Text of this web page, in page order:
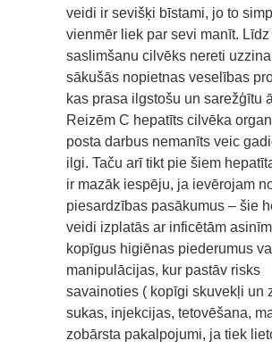
veidi ir sevišķi bīstami, jo to
vienmēr liek par sevi manīt. Līdz
saslimšanu cilvēks nereti
sākušās nopietnas veselības
kas prasa ilgstošu un sarežģītu
Reizēm C hepatīts cilvēka
posta darbus nemanīts veic
ilgi. Taču arī tikt pie šiem
ir mazāk iespēju, ja ievērojam
piesardzības pasākumus – šie
veidi izplatās ar inficētām
kopīgus higiēnas piederumus
manipulācijas, kur pastāv risks
savainoties ( kopīgi skuvekļi un
sukas, injekcijas, tetovēšana,
zobārsta pakalpojumi, ja tiek